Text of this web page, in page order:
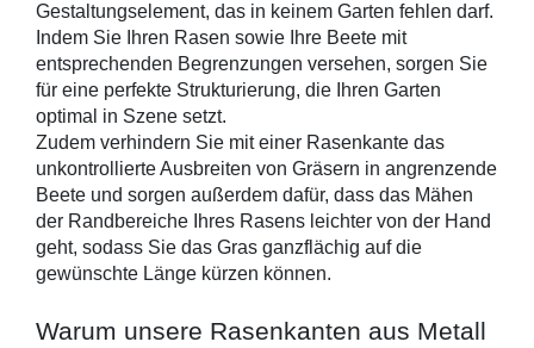
Gestaltungselement, das in keinem Garten fehlen darf.
Indem Sie Ihren Rasen sowie Ihre Beete mit
entsprechenden Begrenzungen versehen, sorgen Sie
für eine perfekte Strukturierung, die Ihren Garten
optimal in Szene setzt.
Zudem verhindern Sie mit einer Rasenkante das
unkontrollierte Ausbreiten von Gräsern in angrenzende
Beete und sorgen außerdem dafür, dass das Mähen
der Randbereiche Ihres Rasens leichter von der Hand
geht, sodass Sie das Gras ganzflächig auf die
gewünschte Länge kürzen können.
Warum unsere Rasenkanten aus Metall